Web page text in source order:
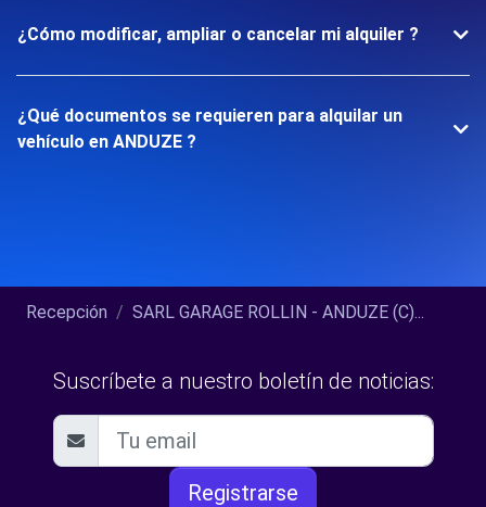
¿Cómo modificar, ampliar o cancelar mi alquiler ?
¿Qué documentos se requieren para alquilar un
vehículo en ANDUZE ?
Recepción SARL GARAGE ROLLIN - ANDUZE (C)...
Suscríbete a nuestro boletín de noticias:
Registrarse